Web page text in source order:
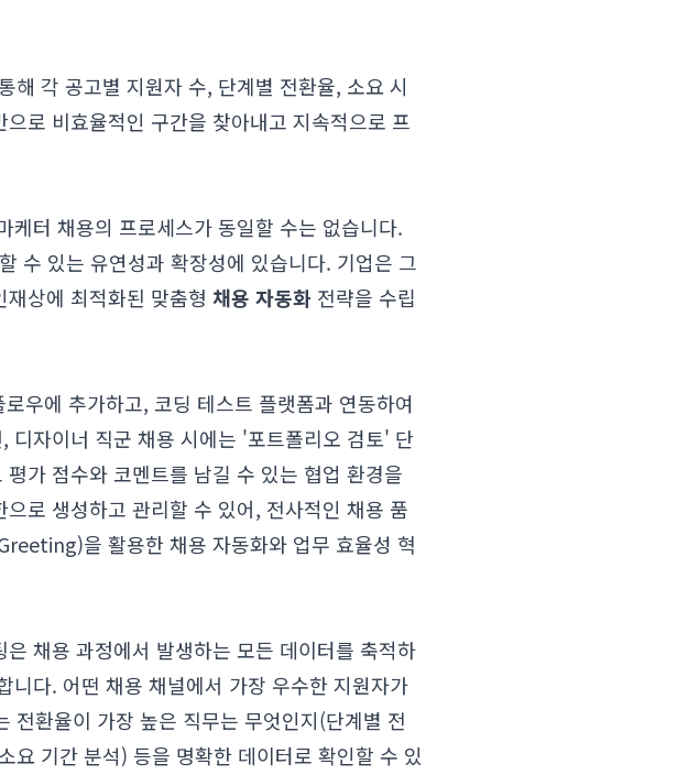
해 각 공고별 지원자 수, 단계별 전환율, 소요 시
로 비효율적인 구간을 찾아내고 지속적으로 프
터 채용의 프로세스가 동일할 수는 없습니다.
수 있는 유연성과 확장성에 있습니다. 기업은 그
상에 최적화된 맞춤형 채용 자동화 전략을 수립
우에 추가하고, 코딩 테스트 플랫폼과 연동하여
디자이너 직군 채용 시에는 '포트폴리오 검토' 단
가 점수와 코멘트를 남길 수 있는 협업 환경을
으로 생성하고 관리할 수 있어, 전사적인 채용 품
을 활용한 채용 자동화와 업무 효율성 혁
채용 과정에서 발생하는 모든 데이터를 축적하
니다. 어떤 채용 채널에서 가장 우수한 지원자가
전환율이 가장 높은 직무는 무엇인지(단계별 전
요 기간 분석) 등을 명확한 데이터로 확인할 수 있